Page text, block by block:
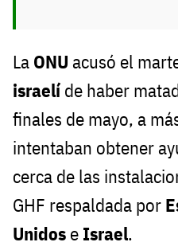
La ONU acusó el
israelí de haber
finales de mayo, a
intentaban obtener
cerca de las
GHF respaldada por
Unidos e Israel.